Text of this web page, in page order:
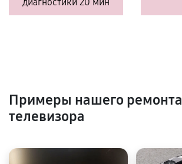
Примеры нашего ремонта
телевизора